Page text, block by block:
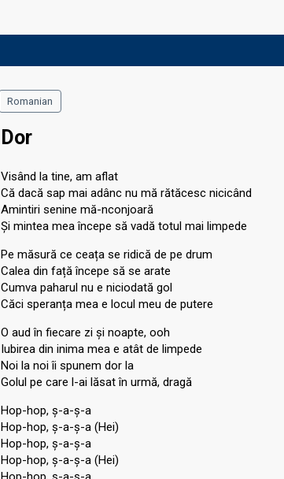
Romanian
Dor
Visând la tine, am aflat
Că dacă sap mai adânc nu mă rătăcesc nicicând
Amintiri senine mă-nconjoară
Și mintea mea începe să vadă totul mai limpede
Pe măsură ce ceața se ridică de pe drum
Calea din față începe să se arate
Cumva paharul nu e niciodată gol
Căci speranța mea e locul meu de putere
O aud în fiecare zi și noapte, ooh
Iubirea din inima mea e atât de limpede
Noi la noi îi spunem dor la
Golul pe care l-ai lăsat în urmă, dragă
Hop-hop, ș-a-ș-a
Hop-hop, ș-a-ș-a (Hei)
Hop-hop, ș-a-ș-a
Hop-hop, ș-a-ș-a (Hei)